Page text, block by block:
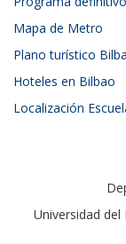
Mapa de Metro
Plano turístico
Hoteles en Bilbao
Localización
Universidad del